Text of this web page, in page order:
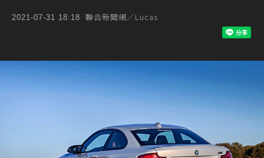
2021-07-31 18:18 聯合新聞網／Lucas